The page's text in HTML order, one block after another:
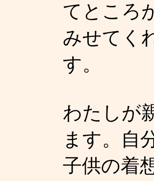
てところ
みせてく
す。
わたしが
ます。自
子供の着